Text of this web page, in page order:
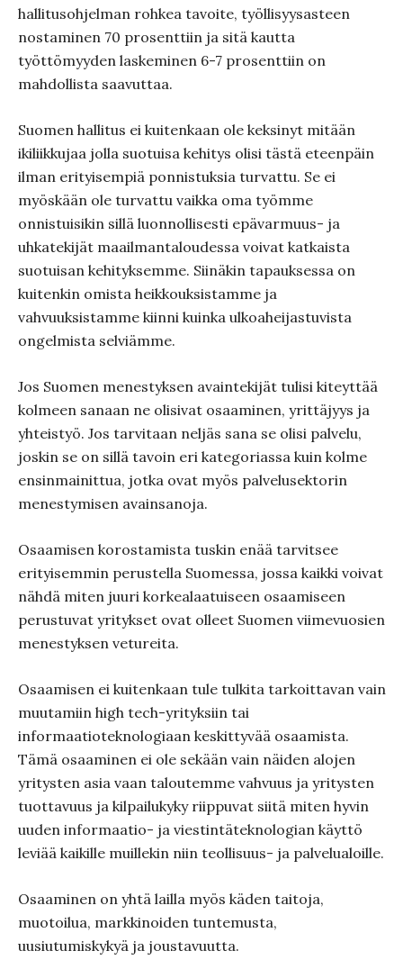
hallitusohjelman rohkea tavoite, työllisyysasteen
nostaminen 70 prosenttiin ja sitä kautta
työttömyyden laskeminen 6-7 prosenttiin on
mahdollista saavuttaa.
Suomen hallitus ei kuitenkaan ole keksinyt mitään
ikiliikkujaa jolla suotuisa kehitys olisi tästä eteenpäin
ilman erityisempiä ponnistuksia turvattu. Se ei
myöskään ole turvattu vaikka oma työmme
onnistuisikin sillä luonnollisesti epävarmuus- ja
uhkatekijät maailmantaloudessa voivat katkaista
suotuisan kehityksemme. Siinäkin tapauksessa on
kuitenkin omista heikkouksistamme ja
vahvuuksistamme kiinni kuinka ulkoaheijastuvista
ongelmista selviämme.
Jos Suomen menestyksen avaintekijät tulisi kiteyttää
kolmeen sanaan ne olisivat osaaminen, yrittäjyys ja
yhteistyö. Jos tarvitaan neljäs sana se olisi palvelu,
joskin se on sillä tavoin eri kategoriassa kuin kolme
ensinmainittua, jotka ovat myös palvelusektorin
menestymisen avainsanoja.
Osaamisen korostamista tuskin enää tarvitsee
erityisemmin perustella Suomessa, jossa kaikki voivat
nähdä miten juuri korkealaatuiseen osaamiseen
perustuvat yritykset ovat olleet Suomen viimevuosien
menestyksen vetureita.
Osaamisen ei kuitenkaan tule tulkita tarkoittavan vain
muutamiin high tech-yrityksiin tai
informaatioteknologiaan keskittyvää osaamista.
Tämä osaaminen ei ole sekään vain näiden alojen
yritysten asia vaan taloutemme vahvuus ja yritysten
tuottavuus ja kilpailukyky riippuvat siitä miten hyvin
uuden informaatio- ja viestintäteknologian käyttö
leviää kaikille muillekin niin teollisuus- ja palvelualoille.
Osaaminen on yhtä lailla myös käden taitoja,
muotoilua, markkinoiden tuntemusta,
uusiutumiskykyä ja joustavuutta.